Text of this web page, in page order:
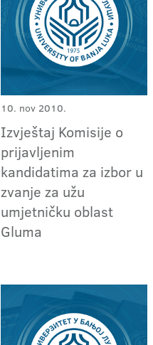
10. nov 2010.
Izvještaj Komisije o
prijavljenim
kandidatima za izbor u
zvanje za užu
umjetničku oblast
Gluma